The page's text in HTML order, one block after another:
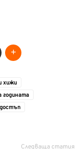
хижи
годината
Следваща статия